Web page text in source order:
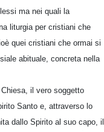
ma nei quali la
liturgia per cristiani che
quei cristiani che ormai si
abituale, concreta nella
il vero soggetto
Santo e, attraverso lo
dallo Spirito al suo capo, il